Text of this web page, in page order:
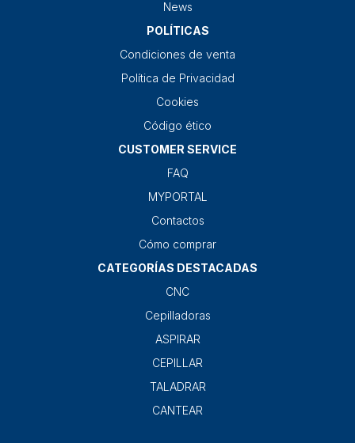
News
POLÍTICAS
Condiciones de venta
Política de Privacidad
Cookies
Código ético
CUSTOMER SERVICE
FAQ
MYPORTAL
Contactos
Cómo comprar
CATEGORÍAS DESTACADAS
CNC
Cepilladoras
ASPIRAR
CEPILLAR
TALADRAR
CANTEAR